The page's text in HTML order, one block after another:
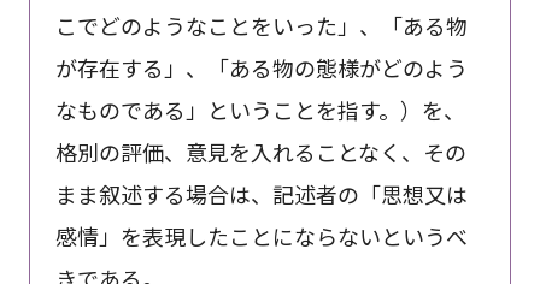
こでどのようなことをいった」、「ある物
が存在する」、「ある物の態様がどのよう
なものである」ということを指す。）を、
格別の評価、意見を入れることなく、その
まま叙述する場合は、記述者の「思想又は
感情」を表現したことにならないというべ
きである。